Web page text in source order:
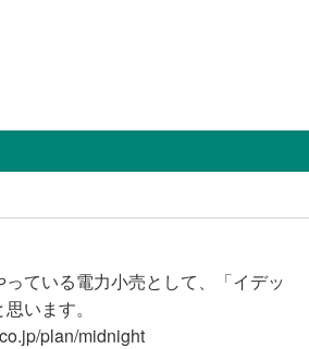
ている電力小売として、「イデッ
います。
plan/midnight